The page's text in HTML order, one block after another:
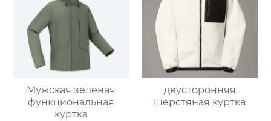
Мужская зеленая
функциональная
куртка
двусторонняя
шерстяная куртка